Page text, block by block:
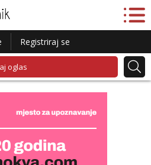
Registriraj se
oglas